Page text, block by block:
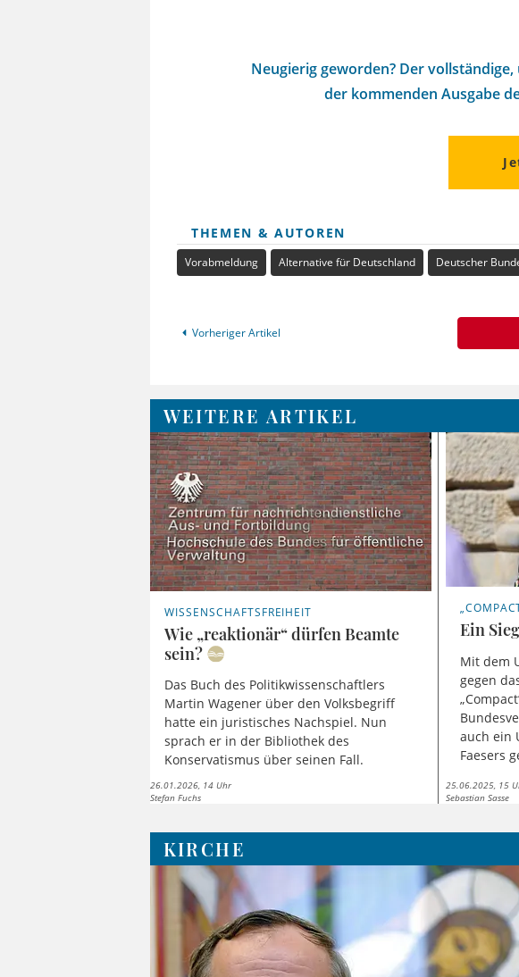
Neugierig geworden? Der
der kommenden Ausgabe
THEMEN & AUTOREN
Vorabmeldung Alternative für Deutschland Deutscher
Vorheriger Artikel
WEITERE ARTIKEL
WISSENSCHAFTSFREIHEIT
Wie „reaktionär“ dürfen Beamte
sein?
Das Buch des Politikwissenschaftlers
Martin Wagener über den Volksbegriff
hatte ein juristisches Nachspiel. Nun
sprach er in der Bibliothek des
Konservatismus über seinen Fall.
26.01.2026, 14 Uhr
Stefan Fuchs
Ein
Mit dem
gegen
auch ein
Faesers
25.06.2025, 15
Sebastian Sasse
KIRCHE